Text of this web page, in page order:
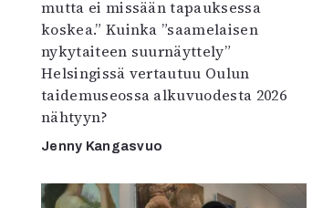
mutta ei missään tapauksessa
koskea.” Kuinka ”saamelaisen
nykytaiteen suurnäyttely”
Helsingissä vertautuu Oulun
taidemuseossa alkuvuodesta 2026
nähtyyn?
Jenny Kangasvuo